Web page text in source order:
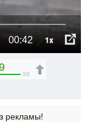
00:42 1x
99
рекламы!